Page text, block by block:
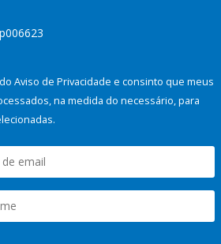
Aviso de Privacidade e consinto que meus
na medida do necessário, para